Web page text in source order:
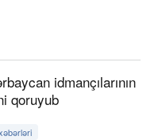
idmançılarının
qoruyub